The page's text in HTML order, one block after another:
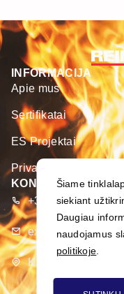
KONTAKTAI
+370 373 93 666
export@merseta.lt
K. Dulksnio g. 9,
INFORMACIJA
Apie mus
Sertifikatai
ES Projektai
Privatumo politika
Šiame
siekiant
Daugiau
naudojamus
politikoje